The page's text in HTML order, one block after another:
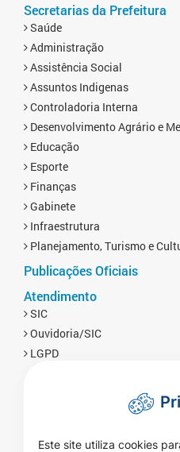
Secretarias da Prefeitura
Saúde
Administração
Assistência Social
Assuntos Indigenas
Controladoria Interna
Desenvolvimento Agrário e
Educação
Esporte
Finanças
Gabinete
Infraestrutura
Planejamento, Turismo e
Publicações Oficiais
Atendimento
SIC
Ouvidoria/SIC
LGPD
Este site utiliza cookies